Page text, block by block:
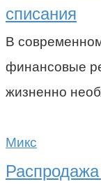
списания
В
финансовые
жизненно
Микс